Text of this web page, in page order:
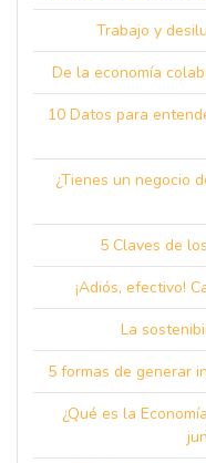
Trabajo y
De la economía
10 Datos para
¿Tienes un negocio
5 Claves de
¡Adiós, efectivo!
La
5 formas de generar
¿Qué es la